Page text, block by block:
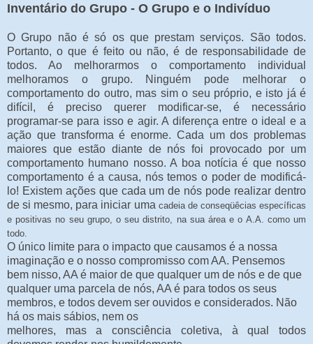
Inventário do Grupo - O Grupo e o Indivíduo
O Grupo não é só os que prestam serviços. São todos.
Portanto, o que é feito ou não, é de responsabilidade de
todos. Ao melhorarmos o comportamento individual
melhoramos o grupo. Ninguém pode melhorar o
comportamento do outro, mas sim o seu próprio, e isto já é
difícil, é preciso querer modificar-se, é necessário
programar-se para isso e agir. A diferença entre o ideal e a
ação que transforma é enorme. Cada um dos problemas
maiores que estão diante de nós foi provocado por um
comportamento humano nosso. A boa notícia é que nosso
comportamento é a causa, nós temos o poder de modificá-
lo! Existem ações que cada um de nós pode realizar dentro
de si mesmo, para iniciar uma cadeia de conseqüêcias específicas
e positivas no seu grupo, o seu distrito, na sua área e o A.A. como um
todo.
O único limite para o impacto que causamos é a nossa
imaginação e o nosso compromisso com AA. Pensemos
bem nisso, AA é maior de que qualquer um de nós e de que
qualquer uma parcela de nós, AA é para todos os seus
membros, e todos devem ser ouvidos e considerados. Não
há os mais sábios, nem os
melhores, mas a consciência coletiva, à qual todos